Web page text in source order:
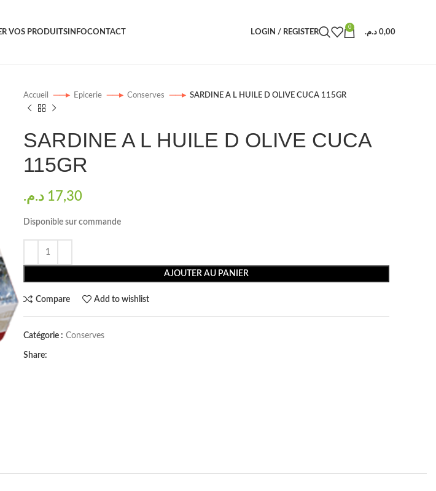
VOS PRODUITS INFOCONTACT LOGIN / REGISTER
0
0,00 د.م.
Accueil Epicerie Conserves SARDINE A L HUILE D OLIVE CUCA 115GR
SARDINE A L HUILE D OLIVE CUCA
115GR
17,30 د.م.
Disponible sur commande
AJOUTER AU PANIER
Compare Add to wishlist
Catégorie : Conserves
Share: